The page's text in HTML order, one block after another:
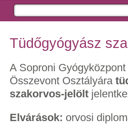
Tüdőgyógyász
A Soproni
Összevont Osztályára
szakorvos-jelölt
Elvárások: orvosi